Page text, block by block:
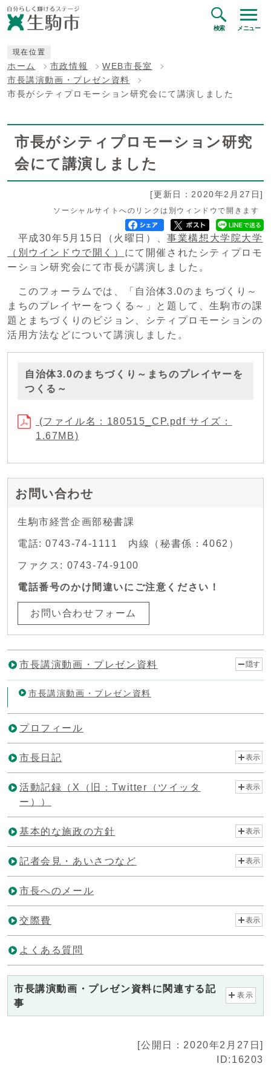
検索 メニュー
現在位置
ホーム 市政情報
WEB市長室
市長講演動画・プレゼン資料
市長がシティプロモーション研究会にて講演しました
市長がシティプロモーション研究
会にて講演しました
[更新日：2020年2月27日]
ソーシャルサイトへのリンクは別ウィンドウで開きます
平成30年5月15日（火曜日）、事業構想大学院大学
（別ウインドウで開く） にて開催されたシティプロモ
ーション研究会にて市長が講演しました。
このフォーラムでは、「自治体3.0のまちづくり～
まちのプレイヤーをつくる～」と題して、生駒市の課
題とまちづくりのビジョン、シティプロモーションの
活用方法などについて講演しました。
自治体3.0のまちづくり～まちのプレイヤーを
つくる～
(ファイル名：180515_CP.pdf サイズ：
1.67MB)
お問い合わせ
生駒市経営企画部秘書課
電話: 0743-74-1111 内線（秘書係：4062）
ファクス: 0743-74-9100
電話番号のかけ間違いにご注意ください！
お問い合わせフォーム
市長講演動画・プレゼン資料 隠す
市長講演動画・プレゼン資料
プロフィール
市長日記 表示
活動記録（X（旧：Twitter（ツイッタ
ー））
表示
基本的な施政の方針 表示
記者会見・あいさつなど 表示
市長へのメール
交際費 表示
よくある質問
市長講演動画・プレゼン資料に関連する記
事
表示
[公開日：2020年2月27日]
ID:16203